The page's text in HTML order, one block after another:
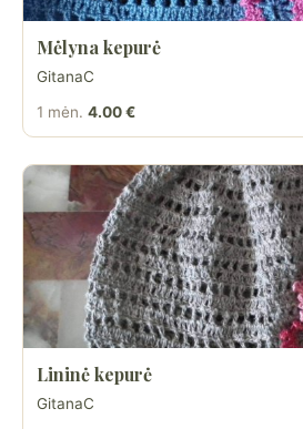
Mėlyna kepurė
GitanaC
1 mėn. 4.00 €
Lininė kepurė
GitanaC